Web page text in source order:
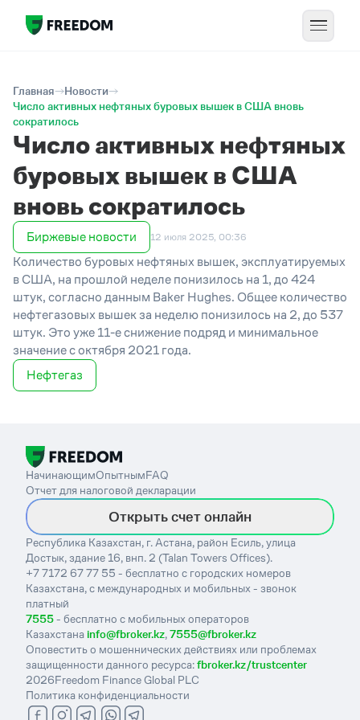
Главная
Новости
Число активных нефтяных буровых вышек в США вновь
сократилось
Число активных нефтяных
буровых вышек в США
вновь сократилось
Биржевые новости 12 июля 2025, 00:36
Количество буровых нефтяных вышек, эксплуатируемых
в США, на прошлой неделе понизилось на 1, до 424
штук, согласно данным Baker Hughes. Общее количество
нефтегазовых вышек за неделю понизилось на 2, до 537
штук. Это уже 11-е снижение подряд и минимальное
значение с октября 2021 года.
Нефтегаз
НачинающимОпытнымFAQ
Отчет для налоговой декларации
Открыть счет онлайн
Республика Казахстан, г. Астана, район Есиль, улица
Достык, здание 16, внп. 2 (Talan Towers Offices).
+7 7172 67 77 55 - бесплатно с городских номеров
Казахстана, с международных и мобильных - звонок
платный
7555- бесплатно с мобильных операторов
Казахстанаinfo@fbroker.kz,7555@fbroker.kz
Оповестить о мошеннических действиях или проблемах
защищенности данного ресурса:fbroker.kz/trustcenter
2026Freedom Finance Global PLC
Политика конфиденциальности